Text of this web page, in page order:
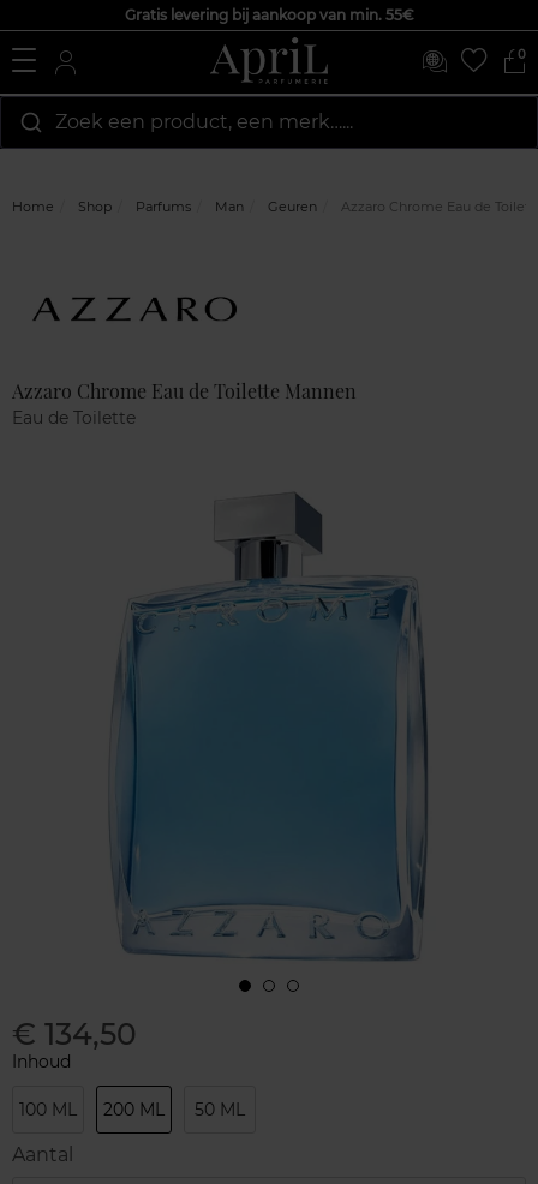
Gratis levering bij aankoop van min. 55€
0
Zoek een product, een merk…...
Home Shop Parfums Man Geuren Azzaro Chrome Eau de
Azzaro Chrome Eau de Toilette Mannen
Eau de Toilette
€ 134,50
Inhoud
100 ML 200 ML 50 ML
Aantal